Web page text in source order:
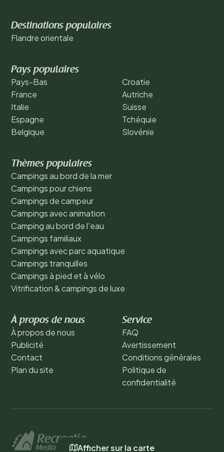
Afficher sur la carte
Destinations populaires
Flandre orientale
Pays populaires
Pays-Bas
France
Italie
Espagne
Belgique
Croatie
Autriche
Suisse
Tchéquie
Slovénie
Thèmes populaires
Campings au bord de la mer
Campings pour chiens
Campings de campeur
Campings avec animation
Camping au bord de l'eau
Campings familiaux
Campings avec parc aquatique
Campings tranquilles
Campings à pied et à vélo
Vitrification & campings de luxe
À propos de nous
À propos de nous
Publicité
Contact
Plan du site
Service
FAQ
Avertissement
Conditions générales
Politique de
confidentialité